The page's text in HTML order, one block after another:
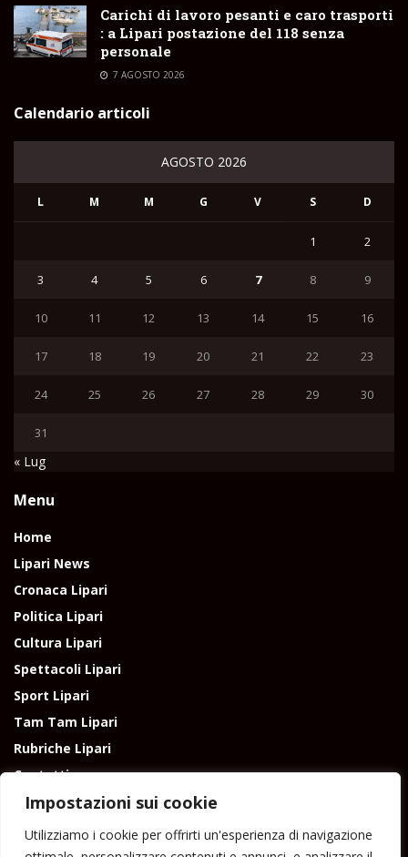
Impostazioni sui cookie
Utilizziamo i cookie per offrirti un'esperienza di navigazione
Carichi di lavoro pesanti e caro trasporti
: a Lipari postazione del 118 senza
personale
7 AGOSTO 2026
Calendario articoli
AGOSTO 2026
L M M G V S D
1 2
3 4 5 6 7 8 9
10 11 12 13 14 15 16
17 18 19 20 21 22 23
24 25 26 27 28 29 30
31
« Lug
Menu
Home
Lipari News
Cronaca Lipari
Politica Lipari
Cultura Lipari
Spettacoli Lipari
Sport Lipari
Tam Tam Lipari
Rubriche Lipari
Contatti